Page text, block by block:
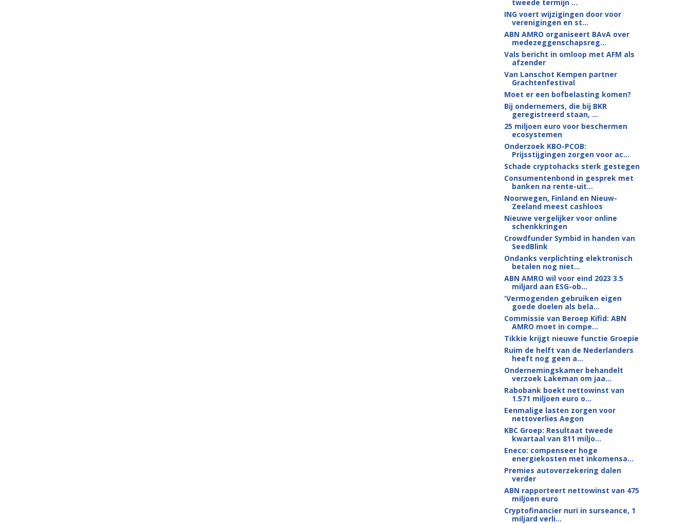
tweede termijn ...
ING voert wijzigingen door voor
verenigingen en st...
ABN AMRO organiseert BAvA over
medezeggenschapsreg...
Vals bericht in omloop met AFM als
afzender
Van Lanschot Kempen partner
Grachten­festival
Moet er een bofbelasting komen?
Bij ondernemers, die bij BKR
geregistreerd staan, ...
25 miljoen euro voor beschermen
ecosystemen
Onderzoek KBO-PCOB:
Prijsstijgingen zorgen voor ac...
Schade cryptohacks sterk gestegen
Consumentenbond in gesprek met
banken na rente-uit...
Noorwegen, Finland en Nieuw-
Zeeland meest cashloos
Nieuwe vergelijker voor online
schenkkringen
Crowdfunder Symbid in handen van
SeedBlink
Ondanks verplichting elektronisch
betalen nog niet...
ABN AMRO wil voor eind 2023 3.5
miljard aan ESG-ob...
'Vermogenden gebruiken eigen
goede doelen als bela...
Commissie van Beroep Kifid: ABN
AMRO moet in compe...
Tikkie krijgt nieuwe functie Groepie
Ruim de helft van de Nederlanders
heeft nog geen a...
Ondernemingskamer behandelt
verzoek Lakeman om jaa...
Rabobank boekt nettowinst van
1.571 miljoen euro o...
Eenmalige lasten zorgen voor
nettoverlies Aegon
KBC Groep: Resultaat tweede
kwartaal van 811 miljo...
Eneco: compenseer hoge
energiekosten met inkomensa...
Premies autoverzekering dalen
verder
ABN rapporteert nettowinst van 475
miljoen euro
Cryptofinancier nuri in surseance, 1
miljard verli...